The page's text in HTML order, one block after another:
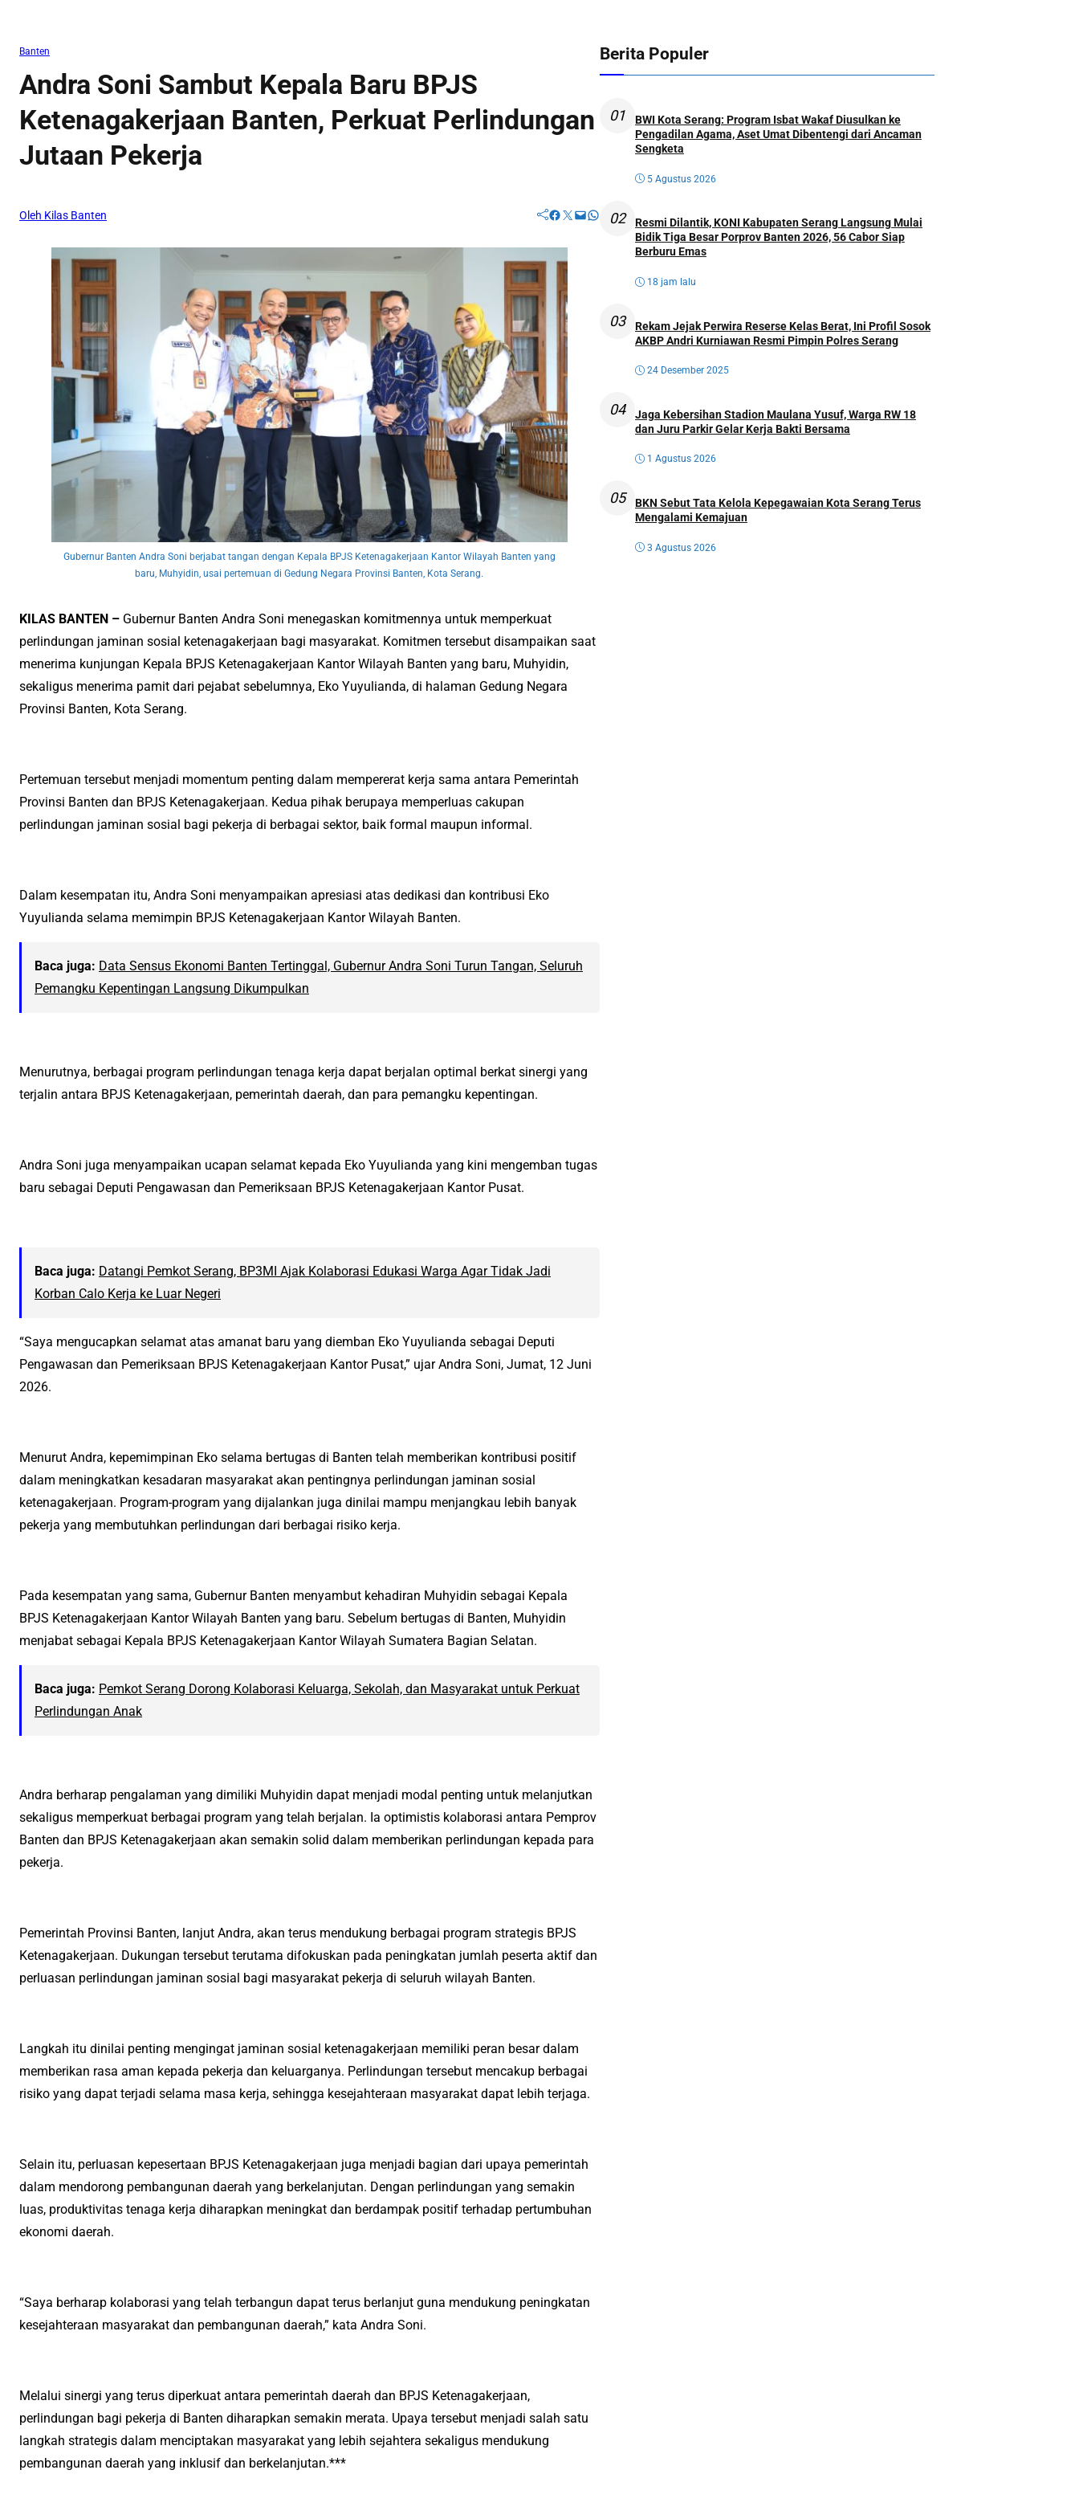
Banten
Andra Soni Sambut Kepala Baru BPJS
Ketenagakerjaan Banten, Perkuat Perlindungan
Jutaan Pekerja
Oleh Kilas Banten Facebook Twitter Mail WhatsApp
Gubernur Banten Andra Soni berjabat tangan dengan Kepala BPJS Ketenagakerjaan Kantor Wilayah Banten yang
baru, Muhyidin, usai pertemuan di Gedung Negara Provinsi Banten, Kota Serang.
KILAS BANTEN – Gubernur Banten Andra Soni menegaskan komitmennya untuk memperkuat
perlindungan jaminan sosial ketenagakerjaan bagi masyarakat. Komitmen tersebut disampaikan saat
menerima kunjungan Kepala BPJS Ketenagakerjaan Kantor Wilayah Banten yang baru, Muhyidin,
sekaligus menerima pamit dari pejabat sebelumnya, Eko Yuyulianda, di halaman Gedung Negara
Provinsi Banten, Kota Serang.
Pertemuan tersebut menjadi momentum penting dalam mempererat kerja sama antara Pemerintah
Provinsi Banten dan BPJS Ketenagakerjaan. Kedua pihak berupaya memperluas cakupan
perlindungan jaminan sosial bagi pekerja di berbagai sektor, baik formal maupun informal.
Dalam kesempatan itu, Andra Soni menyampaikan apresiasi atas dedikasi dan kontribusi Eko
Yuyulianda selama memimpin BPJS Ketenagakerjaan Kantor Wilayah Banten.
Baca juga: Data Sensus Ekonomi Banten Tertinggal, Gubernur Andra Soni Turun Tangan, Seluruh
Pemangku Kepentingan Langsung Dikumpulkan
Menurutnya, berbagai program perlindungan tenaga kerja dapat berjalan optimal berkat sinergi yang
terjalin antara BPJS Ketenagakerjaan, pemerintah daerah, dan para pemangku kepentingan.
Andra Soni juga menyampaikan ucapan selamat kepada Eko Yuyulianda yang kini mengemban tugas
baru sebagai Deputi Pengawasan dan Pemeriksaan BPJS Ketenagakerjaan Kantor Pusat.
Baca juga: Datangi Pemkot Serang, BP3MI Ajak Kolaborasi Edukasi Warga Agar Tidak Jadi
Korban Calo Kerja ke Luar Negeri
“Saya mengucapkan selamat atas amanat baru yang diemban Eko Yuyulianda sebagai Deputi
Pengawasan dan Pemeriksaan BPJS Ketenagakerjaan Kantor Pusat,” ujar Andra Soni, Jumat, 12 Juni
2026.
Menurut Andra, kepemimpinan Eko selama bertugas di Banten telah memberikan kontribusi positif
dalam meningkatkan kesadaran masyarakat akan pentingnya perlindungan jaminan sosial
ketenagakerjaan. Program-program yang dijalankan juga dinilai mampu menjangkau lebih banyak
pekerja yang membutuhkan perlindungan dari berbagai risiko kerja.
Pada kesempatan yang sama, Gubernur Banten menyambut kehadiran Muhyidin sebagai Kepala
BPJS Ketenagakerjaan Kantor Wilayah Banten yang baru. Sebelum bertugas di Banten, Muhyidin
menjabat sebagai Kepala BPJS Ketenagakerjaan Kantor Wilayah Sumatera Bagian Selatan.
Baca juga: Pemkot Serang Dorong Kolaborasi Keluarga, Sekolah, dan Masyarakat untuk Perkuat
Perlindungan Anak
Andra berharap pengalaman yang dimiliki Muhyidin dapat menjadi modal penting untuk melanjutkan
sekaligus memperkuat berbagai program yang telah berjalan. Ia optimistis kolaborasi antara Pemprov
Banten dan BPJS Ketenagakerjaan akan semakin solid dalam memberikan perlindungan kepada para
pekerja.
Pemerintah Provinsi Banten, lanjut Andra, akan terus mendukung berbagai program strategis BPJS
Ketenagakerjaan. Dukungan tersebut terutama difokuskan pada peningkatan jumlah peserta aktif dan
perluasan perlindungan jaminan sosial bagi masyarakat pekerja di seluruh wilayah Banten.
Langkah itu dinilai penting mengingat jaminan sosial ketenagakerjaan memiliki peran besar dalam
memberikan rasa aman kepada pekerja dan keluarganya. Perlindungan tersebut mencakup berbagai
risiko yang dapat terjadi selama masa kerja, sehingga kesejahteraan masyarakat dapat lebih terjaga.
Selain itu, perluasan kepesertaan BPJS Ketenagakerjaan juga menjadi bagian dari upaya pemerintah
dalam mendorong pembangunan daerah yang berkelanjutan. Dengan perlindungan yang semakin
luas, produktivitas tenaga kerja diharapkan meningkat dan berdampak positif terhadap pertumbuhan
ekonomi daerah.
“Saya berharap kolaborasi yang telah terbangun dapat terus berlanjut guna mendukung peningkatan
kesejahteraan masyarakat dan pembangunan daerah,” kata Andra Soni.
Melalui sinergi yang terus diperkuat antara pemerintah daerah dan BPJS Ketenagakerjaan,
perlindungan bagi pekerja di Banten diharapkan semakin merata. Upaya tersebut menjadi salah satu
langkah strategis dalam menciptakan masyarakat yang lebih sejahtera sekaligus mendukung
pembangunan daerah yang inklusif dan berkelanjutan.***
Berita Populer
01
BWI Kota Serang: Program Isbat Wakaf Diusulkan ke
Pengadilan Agama, Aset Umat Dibentengi dari Ancaman
Sengketa
5 Agustus 2026
02
Resmi Dilantik, KONI Kabupaten Serang Langsung Mulai
Bidik Tiga Besar Porprov Banten 2026, 56 Cabor Siap
Berburu Emas
18 jam lalu
03
Rekam Jejak Perwira Reserse Kelas Berat, Ini Profil Sosok
AKBP Andri Kurniawan Resmi Pimpin Polres Serang
24 Desember 2025
04
Jaga Kebersihan Stadion Maulana Yusuf, Warga RW 18
dan Juru Parkir Gelar Kerja Bakti Bersama
1 Agustus 2026
05
BKN Sebut Tata Kelola Kepegawaian Kota Serang Terus
Mengalami Kemajuan
3 Agustus 2026